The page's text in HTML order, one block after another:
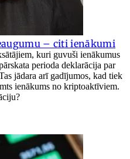
– citi ienākumi
kuri guvuši ienākumus
perioda deklarācija par
jādara arī gadījumos, kad tiek
ienākums no kriptoaktīviem.